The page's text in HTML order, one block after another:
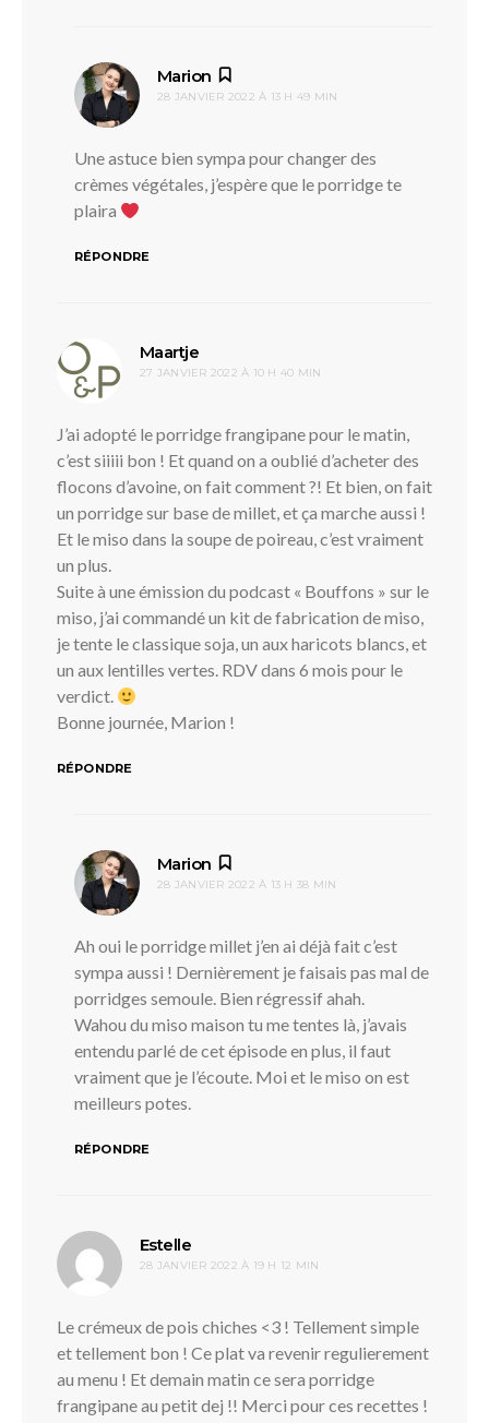
Marion
28 JANVIER 2022 À 13 H 49 MIN
Une astuce bien sympa pour changer des
crèmes végétales, j’espère que le porridge te
plaira
RÉPONDRE
Maartje
27 JANVIER 2022 À 10 H 40 MIN
J’ai adopté le porridge frangipane pour le matin,
c’est siiiii bon ! Et quand on a oublié d’acheter des
flocons d’avoine, on fait comment ?! Et bien, on fait
un porridge sur base de millet, et ça marche aussi !
Et le miso dans la soupe de poireau, c’est vraiment
un plus.
Suite à une émission du podcast « Bouffons » sur le
miso, j’ai commandé un kit de fabrication de miso,
je tente le classique soja, un aux haricots blancs, et
un aux lentilles vertes. RDV dans 6 mois pour le
verdict.
Bonne journée, Marion !
RÉPONDRE
Marion
28 JANVIER 2022 À 13 H 38 MIN
Ah oui le porridge millet j’en ai déjà fait c’est
sympa aussi ! Dernièrement je faisais pas mal de
porridges semoule. Bien régressif ahah.
Wahou du miso maison tu me tentes là, j’avais
entendu parlé de cet épisode en plus, il faut
vraiment que je l’écoute. Moi et le miso on est
meilleurs potes.
RÉPONDRE
Estelle
28 JANVIER 2022 À 19 H 12 MIN
Le crémeux de pois chiches <3 ! Tellement simple
et tellement bon ! Ce plat va revenir regulierement
au menu ! Et demain matin ce sera porridge
frangipane au petit dej !! Merci pour ces recettes !